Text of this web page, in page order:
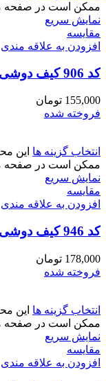
ممکن است در صفحه
نمایش سریع
مقايسه
افزودن به علاقه مندی
کد 906 کیف دوشی زنانه نما دوخت
155,000 تومان
فروخته شده
انتخاب گزینه ها این
ممکن است در صفحه
نمایش سریع
مقايسه
افزودن به علاقه مندی
کد 946 کیف دوشی زنانه مدل آینه ای
178,000 تومان
فروخته شده
انتخاب گزینه ها این
ممکن است در صفحه
نمایش سریع
مقايسه
افزودن به علاقه مندی